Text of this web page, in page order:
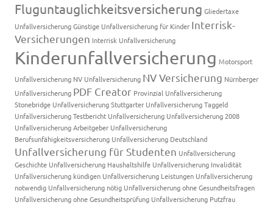
Fluguntauglichkeitsversicherung Gliedertaxe
UnfallversicherungGünstige Unfallversicherung für Kinder Interrisk-
Versicherungen Interrisk Unfallversicherung
Kinderunfallversicherung Motorsport
Unfallversicherung NV Unfallversicherung NV Versicherung Nürnberger
Unfallversicherung PDF Creator Provinzial Unfallversicherung
Stonebridge UnfallversicherungStuttgarter UnfallversicherungTaggeld
UnfallversicherungTestbericht Unfallversicherung Unfallversicherung 2008
Unfallversicherung Arbeitgeber Unfallversicherung
Berufsunfähigkeitsversicherung Unfallversicherung Deutschland
Unfallversicherung für Studenten Unfallversicherung
Geschichte Unfallversicherung Haushaltshilfe Unfallversicherung Invalidität
Unfallversicherung kündigen Unfallversicherung Leistungen Unfallversicherung
notwendig Unfallversicherung nötig Unfallversicherung ohne Gesundheitsfragen
Unfallversicherung ohne Gesundheitsprüfung Unfallversicherung Putzfrau